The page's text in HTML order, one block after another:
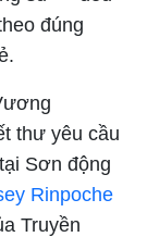
đúng
thư yêu cầu
Sơn động
Rinpoche
Truyền